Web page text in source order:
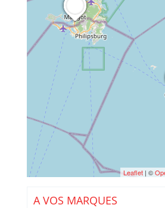
A VOS MARQUES
Leaflet | ©